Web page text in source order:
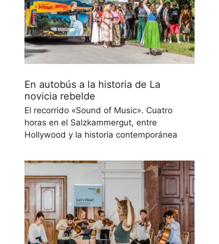
En autobús a la historia de La
novicia rebelde
El recorrido «Sound of Music». Cuatro
horas en el Salzkammergut, entre
Hollywood y la historia contemporánea